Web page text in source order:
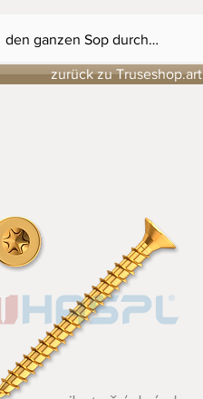
zurück zu Truseshop.art